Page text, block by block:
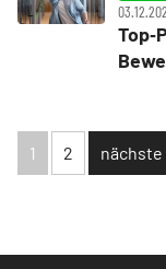
1 2 nächste